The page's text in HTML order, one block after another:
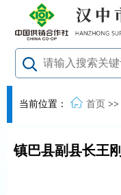
当前位置： 首页 >>